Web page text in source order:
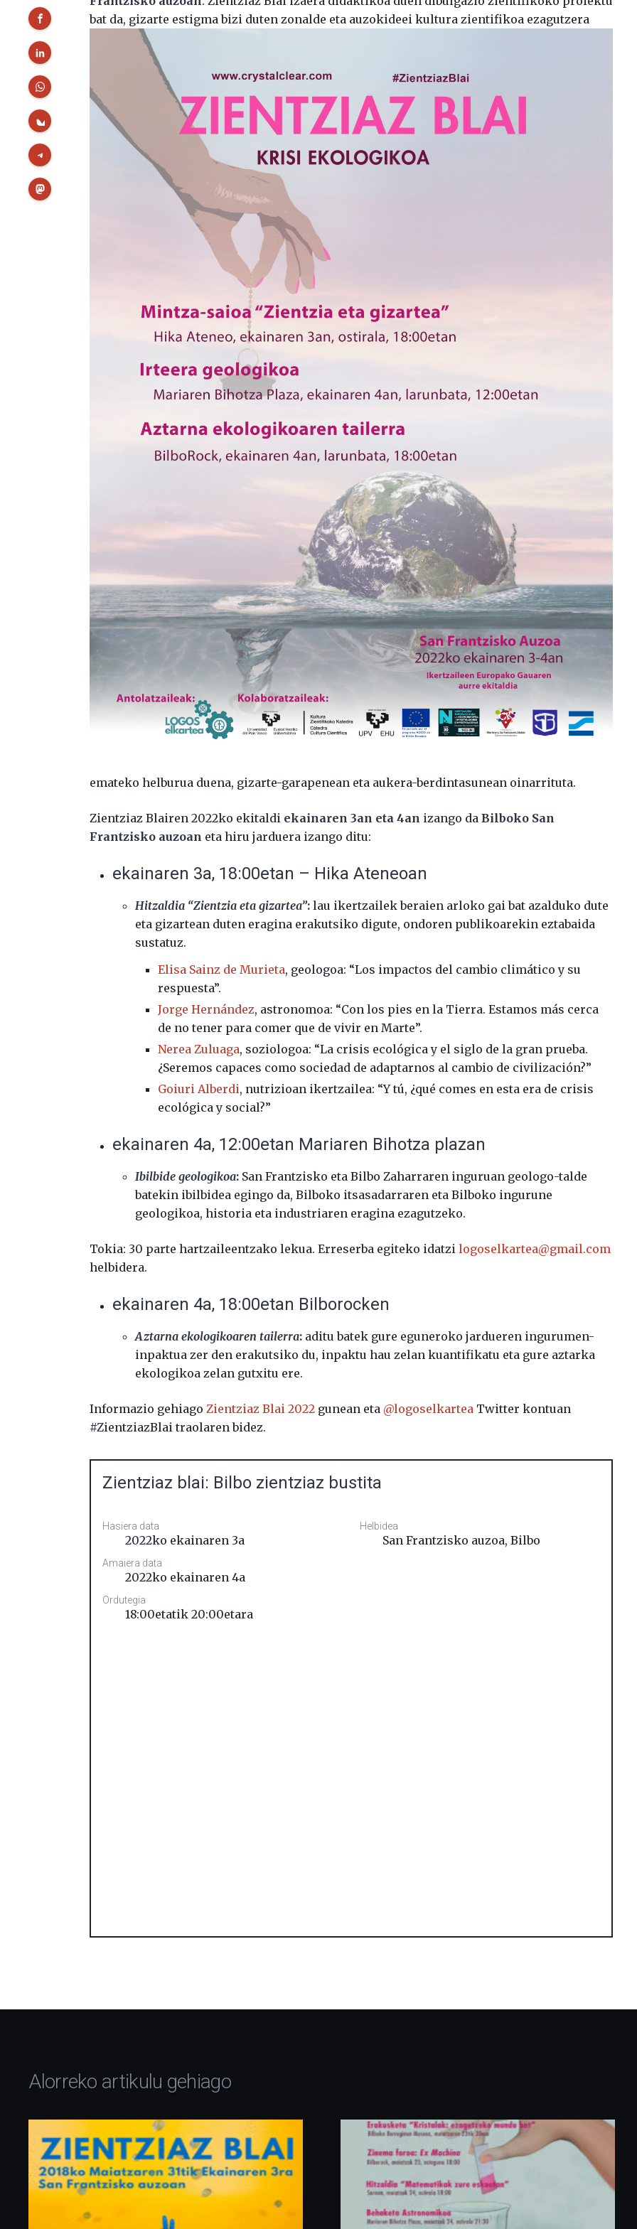
bat da, gizarte estigma bizi duten zonalde eta auzokideei kultura zientifikoa ezagutzera
emateko helburua duena, gizarte-garapenean eta aukera-berdintasunean oinarrituta.
Zientziaz Blairen 2022ko ekitaldi ekainaren 3an eta 4an izango daBilboko San
Frantzisko auzoan eta hiru jarduera izango ditu:
ekainaren 3a, 18:00etan – Hika Ateneoan
Hitzaldia “Zientzia eta gizartea”: lau ikertzailek beraien arloko gai bat azalduko dute
eta gizartean duten eragina erakutsiko digute, ondoren publikoarekin eztabaida
sustatuz.
Elisa Sainz de Murieta, geologoa: “Los impactos del cambio climático y su
respuesta”.
Jorge Hernández, astronomoa: “Con los pies en la Tierra. Estamos más cerca
de no tener para comer que de vivir en Marte”.
Nerea Zuluaga, soziologoa: “La crisis ecológica y el siglo de la gran prueba.
¿Seremos capaces como sociedad de adaptarnos al cambio de civilización?”
Goiuri Alberdi, nutrizioan ikertzailea: “Y tú, ¿qué comes en esta era de crisis
ecológica y social?”
ekainaren 4a, 12:00etan Mariaren Bihotza plazan
Ibilbide geologikoa: San Frantzisko eta Bilbo Zaharraren inguruan geologo-talde
batekin ibilbidea egingo da, Bilboko itsasadarraren eta Bilboko ingurune
geologikoa, historia eta industriaren eragina ezagutzeko.
Tokia: 30 parte hartzaileentzako lekua. Erreserba egiteko idatzilogoselkartea@gmail.com
helbidera.
ekainaren 4a, 18:00etan Bilborocken
Aztarna ekologikoaren tailerra: aditu batek gure eguneroko jardueren ingurumen-
inpaktua zer den erakutsiko du, inpaktu hau zelan kuantifikatu eta gure aztarka
ekologikoa zelan gutxitu ere.
Informazio gehiago Zientziaz Blai 2022 gunean eta @logoselkartea Twitter kontuan
#ZientziazBlai traolaren bidez.
Zientziaz blai: Bilbo zientziaz bustita
Hasiera data
2022ko ekainaren 3a
Amaiera data
2022ko ekainaren 4a
Ordutegia
18:00etatik 20:00etara
Helbidea
San Frantzisko auzoa,Bilbo
Alorreko artikulu gehiago